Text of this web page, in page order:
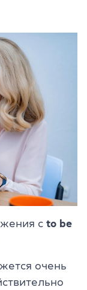
с to be
очень